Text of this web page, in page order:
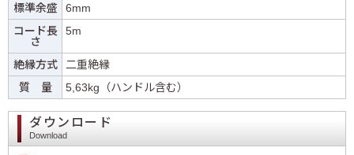
標準余盛
6mm
コード長
さ
5m
絶縁方式
二重絶縁
質 量
5,63kg（ハンドル含む）
ダウンロード
Download